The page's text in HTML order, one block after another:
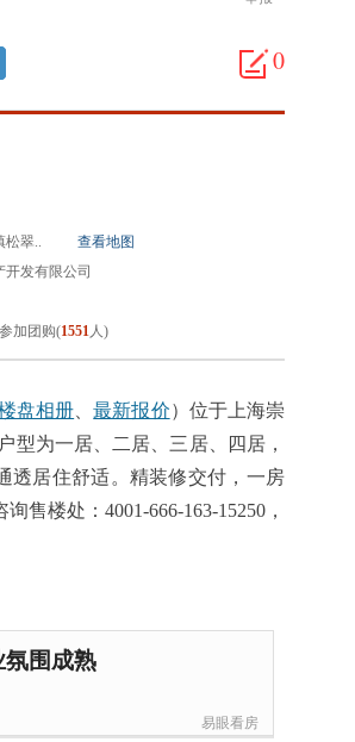
0
翠..
查看地图
发有限公司
参加团购(1551人)
盘相册 、最新报价）位于上海崇
型为一居、二居、三居、四居，
透居住舒适。精装修交付，一房
售楼处：4001-666-163-15250，
氛围成熟
易眼看房